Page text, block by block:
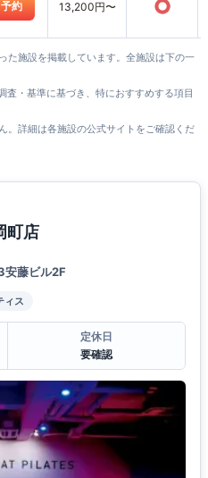
予約 13,200円〜 ○
た施設を掲載しています。全施設は下の一
・基準に基づき、特におすすめする項目
。詳細は各施設の公式サイトをご確認くだ
町店
安藤ビル2F
ィス
定休日
要確認